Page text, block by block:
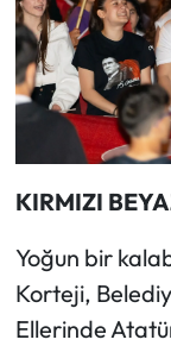
KIRMIZI
Yoğun bir
Korteji,
Ellerinde